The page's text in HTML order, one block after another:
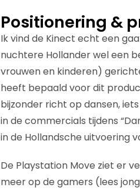
Positionering &
Ik vind de Kinect echt een
nuchtere Hollander wel een
vrouwen en kinderen)
heeft bepaald voor dit
bijzonder richt op dansen,
in de commercials tijdens
in de Hollandsche uitvoering
De Playstation Move ziet er
meer op de gamers (lees